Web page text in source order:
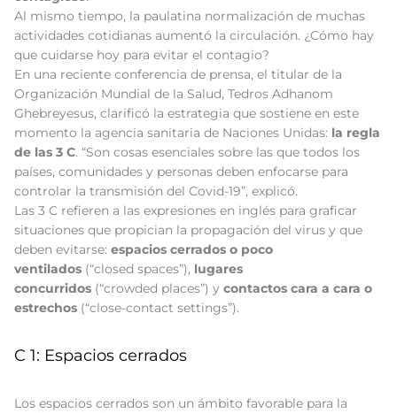
Al mismo tiempo, la paulatina normalización de muchas
actividades cotidianas aumentó la circulación. ¿Cómo hay
que cuidarse hoy para evitar el contagio?
En una reciente conferencia de prensa, el titular de la
Organización Mundial de la Salud, Tedros Adhanom
Ghebreyesus, clarificó la estrategia que sostiene en este
momento la agencia sanitaria de Naciones Unidas: la regla
de las 3 C. “Son cosas esenciales sobre las que todos los
países, comunidades y personas deben enfocarse para
controlar la transmisión del Covid-19”, explicó.
Las 3 C refieren a las expresiones en inglés para graficar
situaciones que propician la propagación del virus y que
deben evitarse: espacios cerrados o poco
ventilados (“closed spaces”), lugares
concurridos (“crowded places”) y contactos cara a cara o
estrechos (“close-contact settings”).
C 1: Espacios cerrados
Los espacios cerrados son un ámbito favorable para la